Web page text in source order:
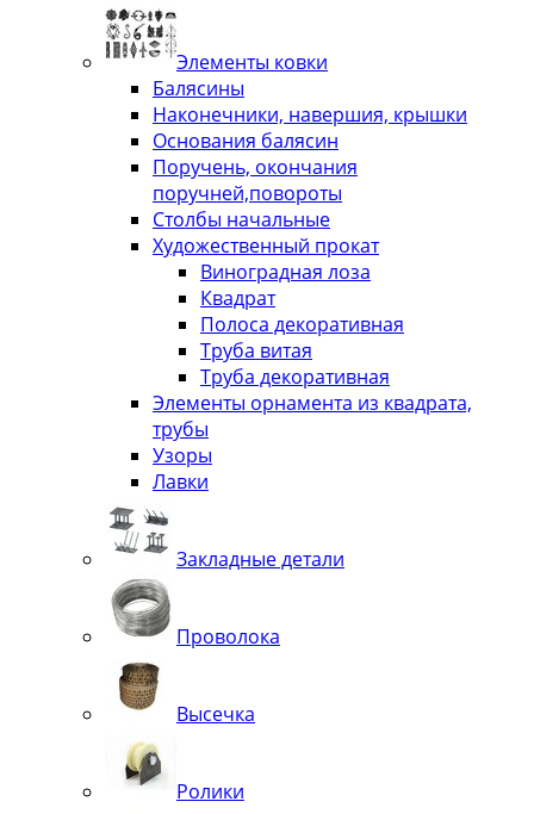
Элементы ковки
Балясины
Наконечники, навершия, крышки
Основания балясин
Поручень, окончания
поручней,повороты
Столбы начальные
Художественный прокат
Виноградная лоза
Квадрат
Полоса декоративная
Труба витая
Труба декоративная
Элементы орнамента из квадрата,
трубы
Узоры
Лавки
Закладные детали
Проволока
Высечка
Ролики